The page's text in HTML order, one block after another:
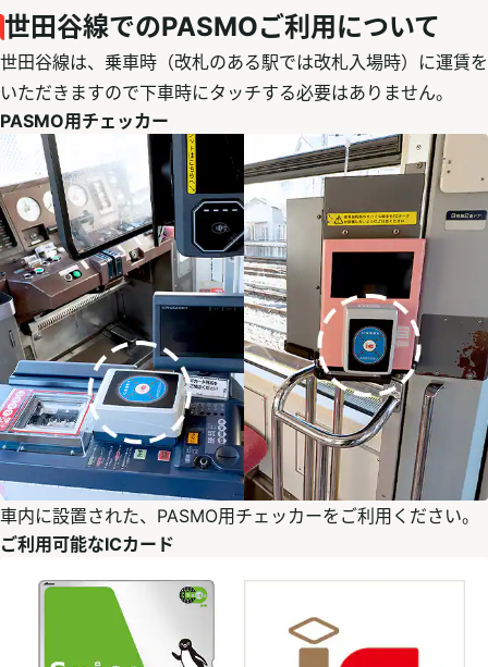
世田谷線でのPASMOご利用について
世田谷線は、乗車時（改札のある駅では改札入場時）に運賃を
いただきますので下車時にタッチする必要はありません。
PASMO用チェッカー
車内に設置された、PASMO用チェッカーをご利用ください。
ご利用可能なICカード